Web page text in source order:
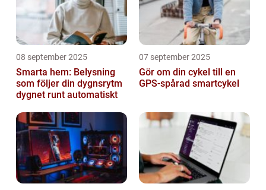
08 september 2025
Smarta hem: Belysning
som följer din dygnsrytm
dygnet runt automatiskt
07 september 2025
Gör om din cykel till en
GPS-spårad smartcykel